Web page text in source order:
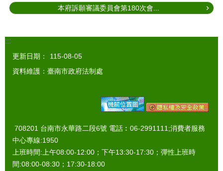
本府訴願審議委員會第180次會...
:::
更新日期：
115-08-05
資料維護：臺南市政府法制處
708201 台南市永華路二段6號 電話︰06-2991111;消費者服務
中心專線:1950
上班時間:上午08:00-12:00；下午13:30-17:30；彈性上班時
間:08:00-08:30；17:30-18:00